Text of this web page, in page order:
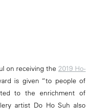
on receiving the 2019 Ho-
is given “to people of
to the enrichment of
artist Do Ho Suh also